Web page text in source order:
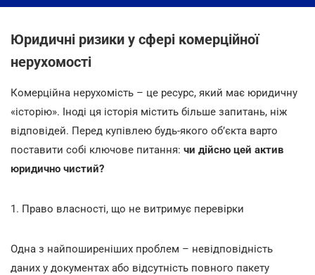
Юридичні ризики у сфері комерційної
нерухомості
Комерційна нерухомість – це ресурс, який має юридичну
«історію». Іноді ця історія містить більше запитань, ніж
відповідей. Перед купівлею будь-якого об’єкта варто
поставити собі ключове питання: чи дійсно цей актив
юридично чистий?
1. Право власності, що не витримує перевірки
Одна з найпоширеніших проблем – невідповідність
даних у документах або відсутність повного пакету